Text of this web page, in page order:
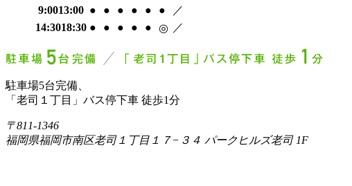
9:0013:00 ● ● ● ● ● ●
／
14:3018:30 ● ● ● ● ● ◎ ／
駐車場5台完備、
「老司１丁目」バス停下車 徒歩1分
〒811-1346
福岡県福岡市南区老司１丁目１７−３４ パークヒルズ老司 1F